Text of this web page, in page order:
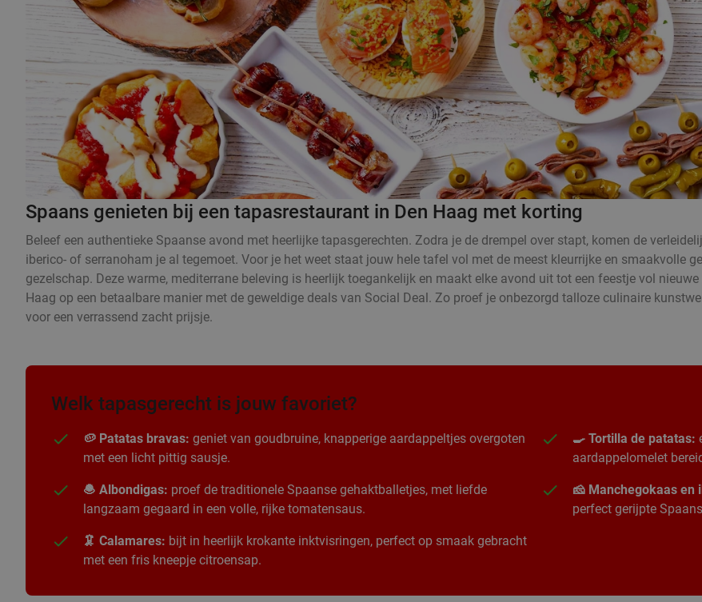
Spaans genieten bij een tapasrestaurant in Den Haag met korting
Beleef een authentieke Spaanse avond met heerlijke tapasgerechten. Zodra je de drempel over stapt, komen de
iberico- of serranoham je al tegemoet. Voor je het weet staat jouw hele tafel vol met de meest kleurrijke en smaakvolle
gezelschap. Deze warme, mediterrane beleving is heerlijk toegankelijk en maakt elke avond uit tot een feestje vol
Haag op een betaalbare manier met de geweldige deals van Social Deal. Zo proef je onbezorgd talloze culinaire
voor een verrassend zacht prijsje.
Welk tapasgerecht is jouw favoriet?
🥔 Patatas bravas: geniet van goudbruine, knapperige aardappeltjes overgoten
met een licht pittig sausje.
🧆 Albondigas: proef de traditionele Spaanse gehaktballetjes, met liefde
langzaam gegaard in een volle, rijke tomatensaus.
🦑 Calamares: bijt in heerlijk krokante inktvisringen, perfect op smaak gebracht
met een fris kneepje citroensap.
🍳 Tortilla de patatas:
aardappelomelet
🧀 Manchegokaas en
perfect gerijpte